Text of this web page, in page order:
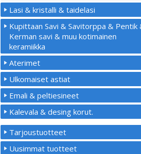
Lasi & kristalli & taidelasi
Kupittaan Savi & Savitorppa & Pentik
Kerman savi & muu kotimainen
keramiikka
Aterimet
Ulkomaiset astiat
Emali & peltiesineet
Kalevala & desing korut.
Tarjoustuotteet
Uusimmat tuotteet